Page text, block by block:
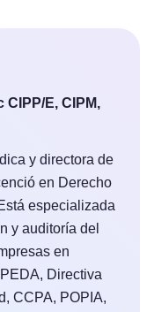
E, CIPM,
y directora de
en Derecho
especializada
y auditoría del
en
Directiva
CCPA, POPIA,